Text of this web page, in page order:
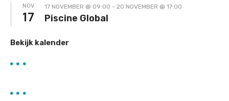
NOV
17
17 NOVEMBER @ 09:00 - 20 NOVEMBER @ 17:00
Piscine Global
Bekijk kalender